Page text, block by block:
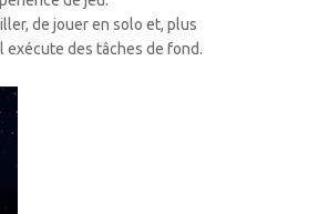
de jouer en solo et, plus
exécute des tâches de fond.